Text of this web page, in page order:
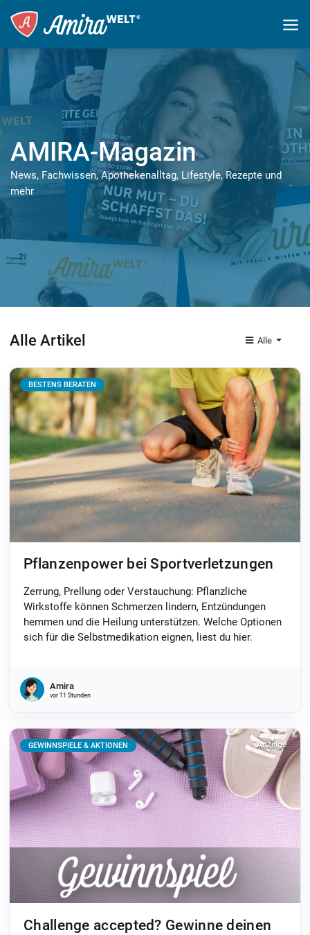
AMIRA-Magazin
News, Fachwissen, Apothekenalltag, Lifestyle, Rezepte und
mehr
Alle Artikel Alle
BESTENS BERATEN
Pflanzenpower bei Sportverletzungen
Zerrung, Prellung oder Verstauchung: Pflanzliche
Wirkstoffe können Schmerzen lindern, Entzündungen
hemmen und die Heilung unterstützen. Welche Optionen
sich für die Selbstmedikation eignen, liest du hier.
Amira
vor 11 Stunden
GEWINNSPIELE & AKTIONEN Anzeige
Challenge accepted? Gewinne deinen